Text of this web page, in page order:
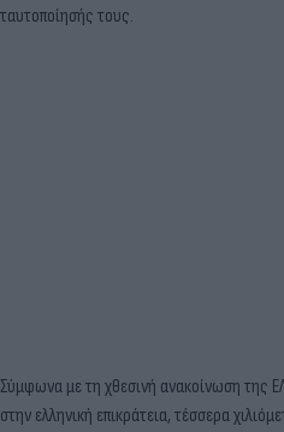
ταυτοποίησής τους.
Σύμφωνα με τη χθεσινή ανακοίνωση της
στην ελληνική επικράτεια, τέσσερα